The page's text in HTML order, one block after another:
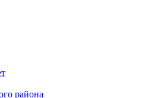
района